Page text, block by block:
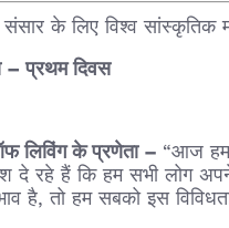
संसार के लिए विश्व
– प्रथम दिवस
लिविंग के प्रणेता – “आज हम
रहे हैं कि हम सभी लोग
है, तो हम सबको इस